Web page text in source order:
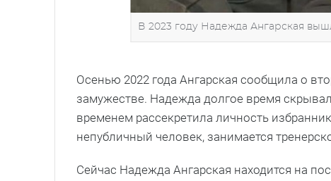
В 2023 году Надежда Ангарская
Осенью 2022 года Ангарская сообщила о
замужестве. Надежда долгое время
временем рассекретила личность
непубличный человек, занимается
Сейчас Надежда Ангарская находится на